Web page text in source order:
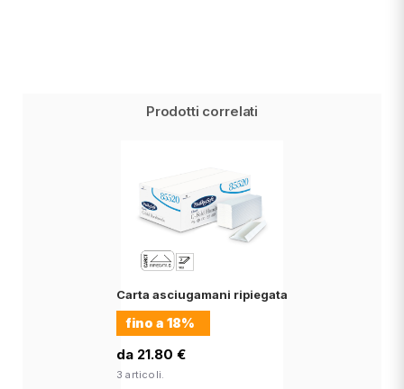
Prodotti correlati
Carta asciugamani ripiegata
fino a 18%
da 21.80 €
3 articoli.